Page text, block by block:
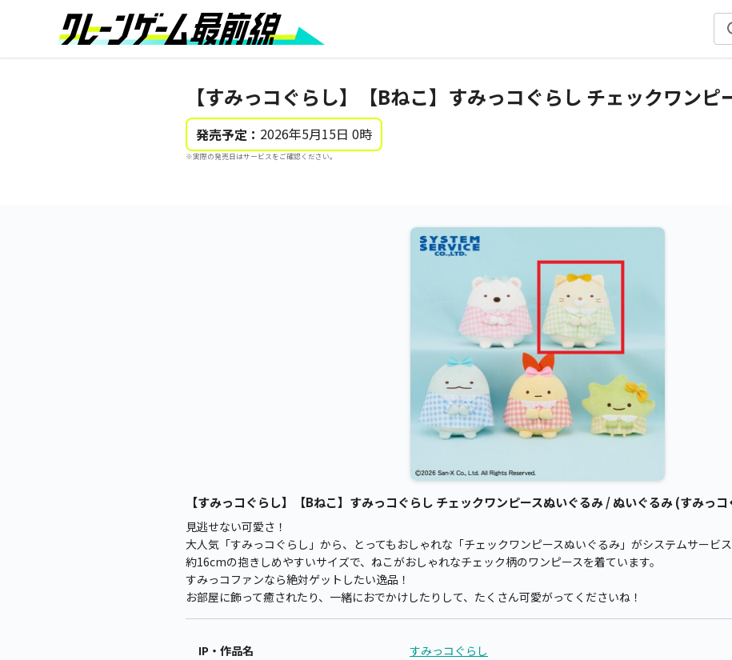
【すみっコぐらし】【Bねこ】すみっコぐらし チェックワンピ
発売予定： 2026年5月15日 0時
※実際の発売日はサービスをご確認ください。
【すみっコぐらし】【Bねこ】すみっコぐらし チェックワンピースぬいぐるみ / ぬいぐるみ (すみっ
見逃せない可愛さ！
大人気「すみっコぐらし」から、とってもおしゃれな「チェックワンピースぬいぐるみ」がシステムサービ
約16cmの抱きしめやすいサイズで、ねこがおしゃれなチェック柄のワンピースを着ています。
すみっコファンなら絶対ゲットしたい逸品！
お部屋に飾って癒されたり、一緒におでかけしたりして、たくさん可愛がってくださいね！
IP・作品名 すみっコぐらし